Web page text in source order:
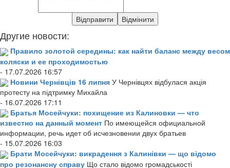
Другие новости:
Правило золотой середины: как найти баланс между весом
коляски и ее проходимостью
- 17.07.2026 16:57
Новини Чернівців 16 липня У Чернівцях відбулася акція
протесту на підтримку Михайла
- 16.07.2026 17:11
Братья Мосейчуки: похищение из Калиновки — что
известно на данный момент По имеющейся официальной
информации, речь идет об исчезновении двух братьев
- 15.07.2026 16:03
Брати Мосейчуки: викрадення з Калинівки — що відомо
про резонансну справу Що стало відомо громадськості